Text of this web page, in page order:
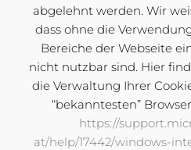
abgelehnt werden. Wir
dass ohne die
Bereiche der Webseite
nicht nutzbar sind. Hier
die Verwaltung Ihrer
“bekanntesten”
https://
at/help/17442/windows-